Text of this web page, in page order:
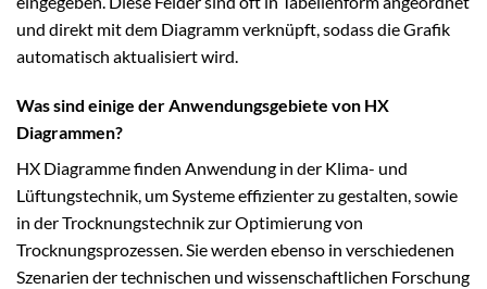
und direkt mit dem Diagramm verknüpft, sodass die Grafik
automatisch aktualisiert wird.
Was sind einige der Anwendungsgebiete von HX
Diagrammen?
HX Diagramme finden Anwendung in der Klima- und
Lüftungstechnik, um Systeme effizienter zu gestalten, sowie
in der Trocknungstechnik zur Optimierung von
Trocknungsprozessen. Sie werden ebenso in verschiedenen
Szenarien der technischen und wissenschaftlichen Forschung